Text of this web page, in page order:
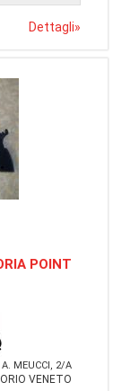
Dettagli»
POINT
A. MEUCCI, 2/A
VENETO